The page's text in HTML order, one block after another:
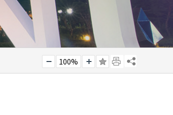
100%